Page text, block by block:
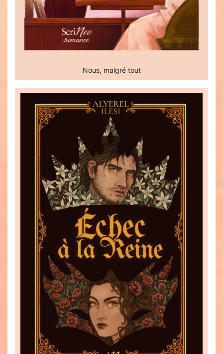
Nous, malgré tout